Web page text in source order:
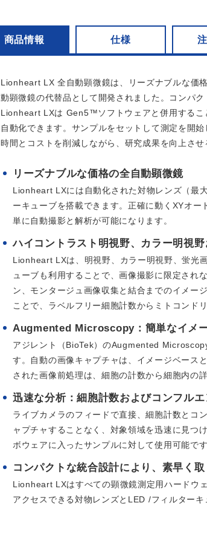
商品情報 仕様
Lionheart LX 全自動顕微鏡は、リーズナブルな価
動顕微鏡の代替品として開発されました。コンパ
Lionheart LXは Gen5™ソフトウェアと併用する
自動化できます。サンプルをセットして測定を開
時間とコストを削減しながら、研究成果を向上させ
リーズナブルな価格の全自動顕微鏡
Lionheart LXには自動化された対物レンズ（最
ーキューブを搭載できます。正確に動くXYオ
単に自動撮影と解析が可能になります。
ハイコントラスト明視野、カラー明視
Lionheart LXは、明視野、カラー明視野、蛍光
ューブも利用することで、画像撮影に限定され
ン、モンタージュ画像収集と結合までのイメー
ことで、ラベルフリー細胞計数からミトコンド
Augmented Microscopy：簡単なイメ
アジレント（BioTek）のAugmented
す。自動の画像キャプチャは、イメージベース
された画像前処理は、細胞の計数から細胞内の
迅速な分析：細胞計数およびコンフル
ライブカメラのフィードで直接、細胞計数とコ
ャプチャすることなく、対象領域を迅速に見つ
ボウェアに入ったサンプルに対して使用可能です
コンパクトな統合設計により、素早く
Lionheart LXはすべての顕微鏡測定用ハードウ
アクセスできる対物レンズとLED /フィルター